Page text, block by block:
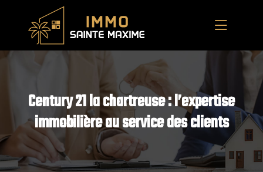
Century 21 la chartreuse : l’expertise
immobilière au service des clients